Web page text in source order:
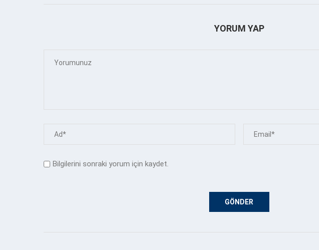
YORUM YAP
Bilgilerini sonraki yorum için kaydet.